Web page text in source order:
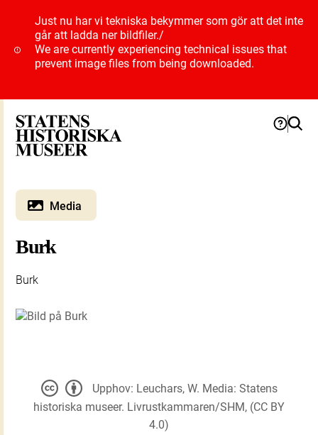
Just nu har vi tekniska bekymmer som gör att det inte
går att ladda ner bildfiler./
We are currently experiencing technical issues that
prevent image files from being downloaded.
Media
Burk
Burk
Upphov: Leuchars, W. Media: Statens
historiska museer. Livrustkammaren/SHM, (CC BY
4.0)